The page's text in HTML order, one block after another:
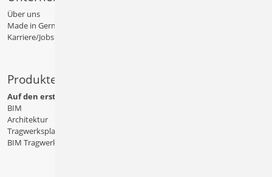
Über uns
Made in Germany
Karriere/Jobs
Produkte
Auf den ersten Blick
BIM
Architektur
Tragwerksplanung
BIM Tragwerksplanung